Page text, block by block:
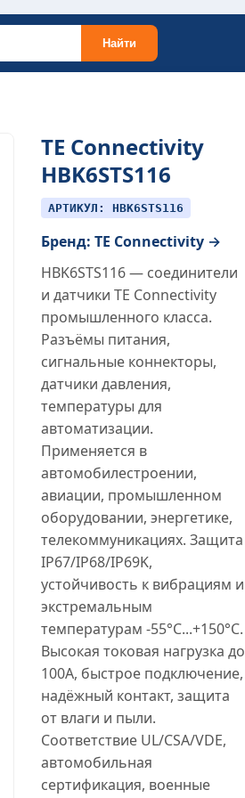
Найти
TE Connectivity
HBK6STS116
АРТИКУЛ: HBK6STS116
Бренд: TE Connectivity →
HBK6STS116 — соединители
и датчики TE Connectivity
промышленного класса.
Разъёмы питания,
сигнальные коннекторы,
датчики давления,
температуры для
автоматизации.
Применяется в
автомобилестроении,
авиации, промышленном
оборудовании, энергетике,
телекоммуникациях. Защита
IP67/IP68/IP69K,
устойчивость к вибрациям и
экстремальным
температурам -55°C...+150°C.
Высокая токовая нагрузка до
100A, быстрое подключение,
надёжный контакт, защита
от влаги и пыли.
Соответствие UL/CSA/VDE,
автомобильная
сертификация, военные